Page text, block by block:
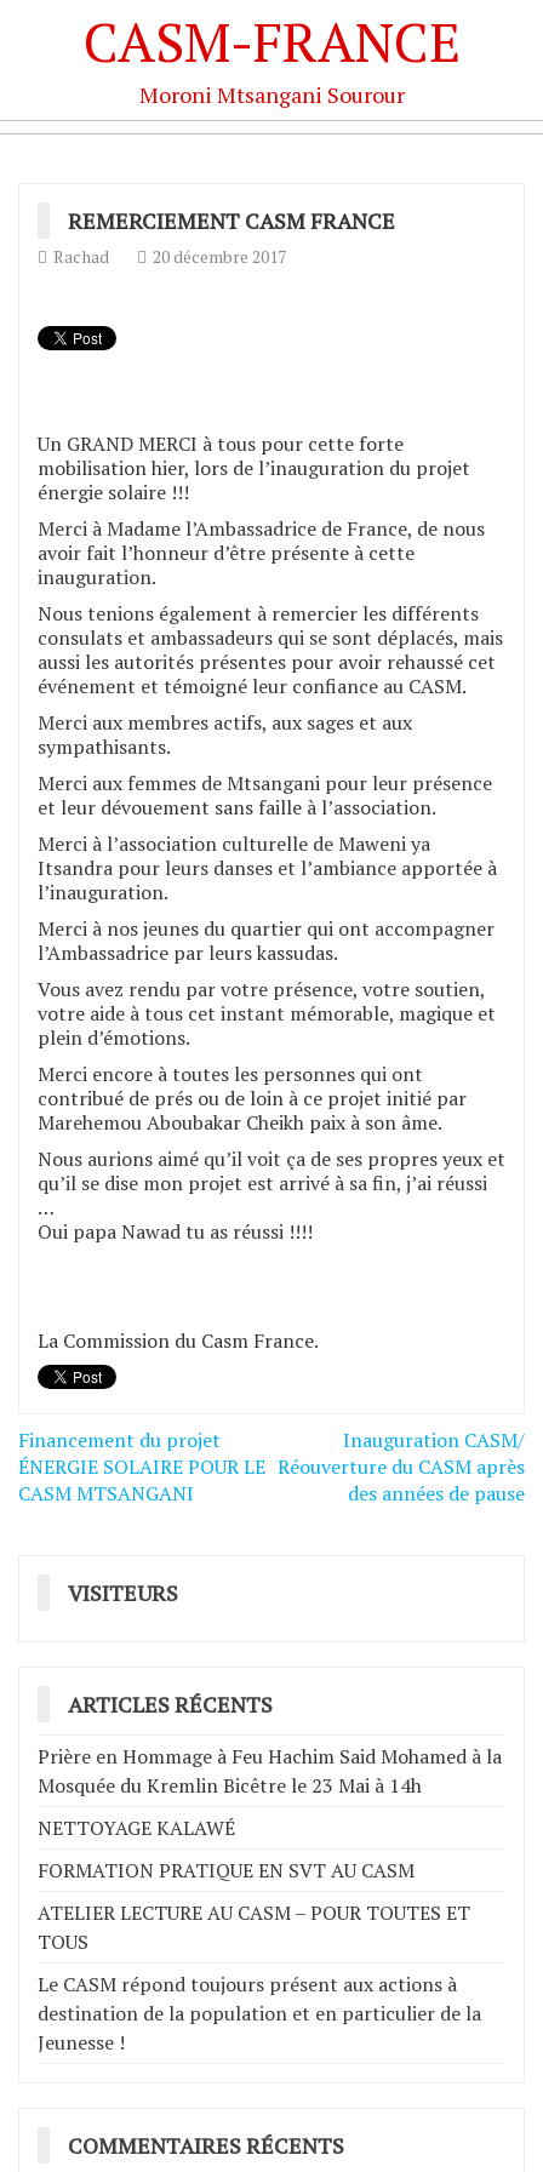
CASM-FRANCE
Moroni Mtsangani Sourour
REMERCIEMENT CASM FRANCE
Rachad 20 décembre 2017
Un GRAND MERCI à tous pour cette forte
mobilisation hier, lors de l’inauguration du projet
énergie solaire !!!
Merci à Madame l’Ambassadrice de France, de nous
avoir fait l’honneur d’être présente à cette
inauguration.
Nous tenions également à remercier les différents
consulats et ambassadeurs qui se sont déplacés, mais
aussi les autorités présentes pour avoir rehaussé cet
événement et témoigné leur confiance au CASM.
Merci aux membres actifs, aux sages et aux
sympathisants.
Merci aux femmes de Mtsangani pour leur présence
et leur dévouement sans faille à l’association.
Merci à l’association culturelle de Maweni ya
Itsandra pour leurs danses et l’ambiance apportée à
l’inauguration.
Merci à nos jeunes du quartier qui ont accompagner
l’Ambassadrice par leurs kassudas.
Vous avez rendu par votre présence, votre soutien,
votre aide à tous cet instant mémorable, magique et
plein d’émotions.
Merci encore à toutes les personnes qui ont
contribué de prés ou de loin à ce projet initié par
Marehemou Aboubakar Cheikh paix à son âme.
Nous aurions aimé qu’il voit ça de ses propres yeux et
qu’il se dise mon projet est arrivé à sa fin, j’ai réussi
…
Oui papa Nawad tu as réussi !!!!
La Commission du Casm France.
Navigation
de
Financement du projet
ÉNERGIE SOLAIRE POUR LE
CASM MTSANGANI
Inauguration CASM/
Réouverture du CASM après
des années de pause
VISITEURS
ARTICLES RÉCENTS
Prière en Hommage à Feu Hachim Said Mohamed à la
Mosquée du Kremlin Bicêtre le 23 Mai à 14h
NETTOYAGE KALAWÉ
FORMATION PRATIQUE EN SVT AU CASM
ATELIER LECTURE AU CASM – POUR TOUTES ET
TOUS
Le CASM répond toujours présent aux actions à
destination de la population et en particulier de la
Jeunesse !
COMMENTAIRES RÉCENTS